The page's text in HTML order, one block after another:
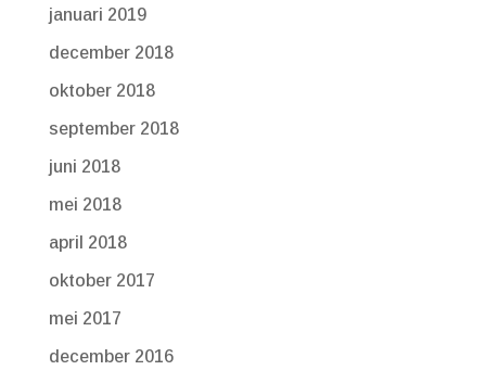
januari 2019
december 2018
oktober 2018
september 2018
juni 2018
mei 2018
april 2018
oktober 2017
mei 2017
december 2016